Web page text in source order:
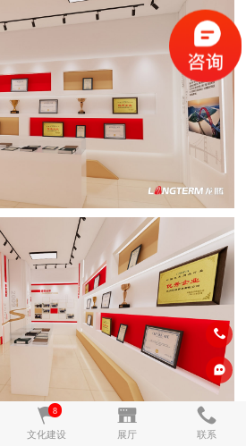
8
文化建设 展厅 联系